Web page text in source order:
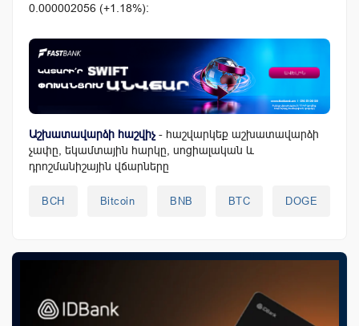
0.000002056 (+1.18%):
Աշխատավարձի հաշվիչ - հաշվարկեք աշխատավարձի
չափը, եկամտային հարկը, սոցիալական և
դրոշմանիշային վճարները
BCH Bitcoin BNB BTC DOGE